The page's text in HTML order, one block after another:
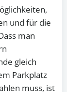
und für die
man
gleich
Parkplatz
muss, ist